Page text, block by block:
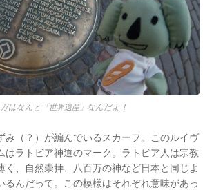
ガはなんと「世界遺産」なんだよ！
み（？）が編んでいるスカーフ。このルイヴ
はラトビア神道のマーク。ラトビア人は宗教
く、自然崇拝、八百万の神など日本と同じよ
るんだって。この模様はそれぞれ意味があっ